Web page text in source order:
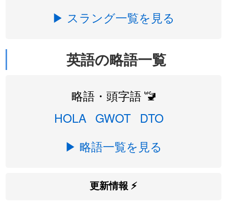
▶ スラング一覧を見る
英語の略語一覧
略語・頭字語 🚾
HOLA GWOT DTO
▶ 略語一覧を見る
更新情報 ⚡